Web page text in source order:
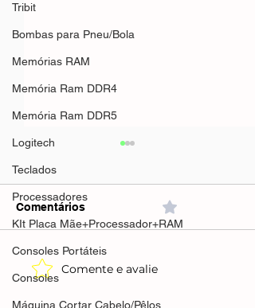
Tribit
Bombas para Pneu/Bola
Memórias RAM
Memória Ram DDR4
Memória Ram DDR5
Logitech
Teclados
Processadores
KIt Placa Mãe+Processador+RAM
Consoles Portáteis
Consoles
Máquina Cortar Cabelo/Pêlos
Grand Theft Auto VI -
PlayStation
5(Amazon)R$373,42 no
Comentários
Comente e avalie